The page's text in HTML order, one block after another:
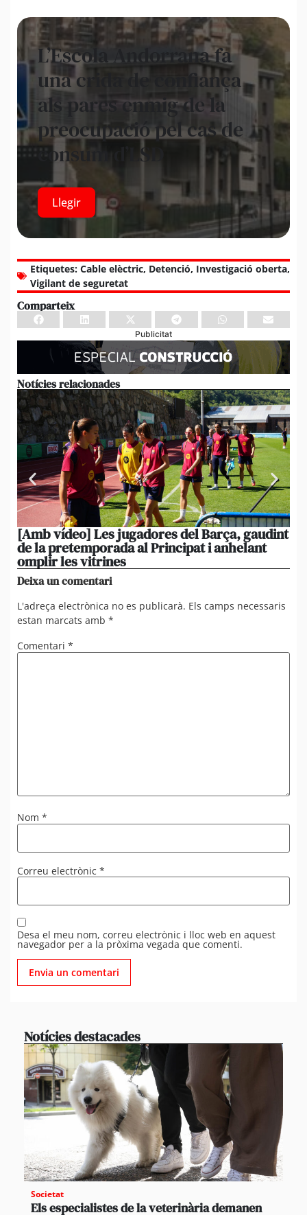
L’Escola Andorrana fa
una crida de confiança
als pares enmig de la
preocupació pel cas de
consum d’LSD
Llegir
Etiquetes: Cable elèctric, Detenció, Investigació oberta,
Vigilant de seguretat
Comparteix
Publicitat
Notícies relacionades
[Amb vídeo] Les jugadores del Barça, gaudint
de la pretemporada al Principat i anhelant
omplir les vitrines
Deixa un comentari
L'adreça electrònica no es publicarà. Els camps necessaris
estan marcats amb *
Comentari *
Nom *
Correu electrònic *
Desa el meu nom, correu electrònic i lloc web en aquest
navegador per a la pròxima vegada que comenti.
Notícies destacades
Societat
Els especialistes de la veterinària demanen